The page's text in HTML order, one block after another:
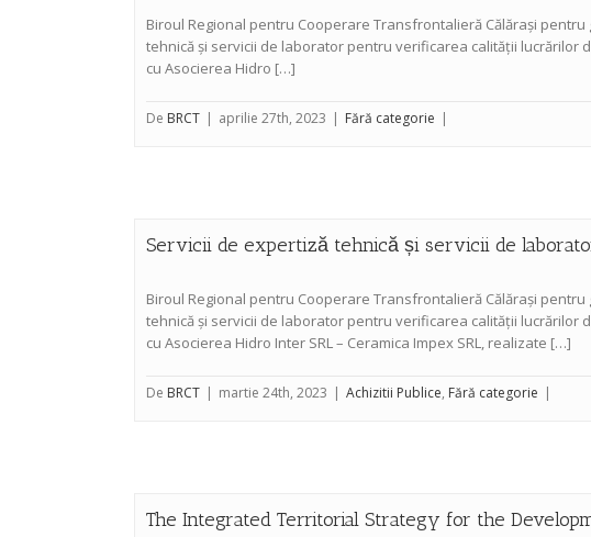
Biroul Regional pentru Cooperare Transfrontalieră Călărași
tehnică și servicii de laborator pentru verificarea calității lucrărilor
cu Asocierea Hidro […]
De BRCT | aprilie 27th, 2023 | Fără categorie |
Servicii de expertiză tehnică și servicii de
Biroul Regional pentru Cooperare Transfrontalieră Călărași
tehnică și servicii de laborator pentru verificarea calității lucrărilor
cu Asocierea Hidro Inter SRL – Ceramica Impex SRL, realizate […]
De BRCT | martie 24th, 2023 | Achizitii Publice, Fără categorie |
The Integrated Territorial Strategy for the